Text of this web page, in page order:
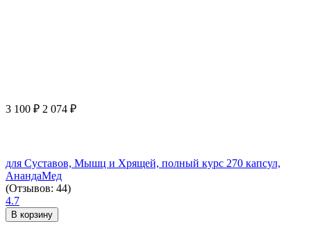
3 100 ₽ 2 074 ₽
для Суставов, Мышц и Хрящей, полный курс 270 капсул,
АнандаМед
(Отзывов: 44)
4.7
В корзину